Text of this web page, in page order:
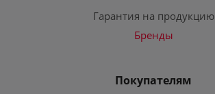
Гарантия на продукцию
Бренды
Покупателям